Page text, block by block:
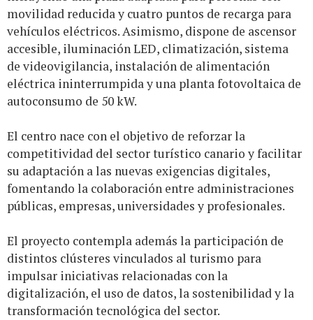
movilidad reducida y cuatro puntos de recarga para
vehículos eléctricos. Asimismo, dispone de ascensor
accesible, iluminación LED, climatización, sistema
de videovigilancia, instalación de alimentación
eléctrica ininterrumpida y una planta fotovoltaica de
autoconsumo de 50 kW.
El centro nace con el objetivo de reforzar la
competitividad del sector turístico canario y facilitar
su adaptación a las nuevas exigencias digitales,
fomentando la colaboración entre administraciones
públicas, empresas, universidades y profesionales.
El proyecto contempla además la participación de
distintos clústeres vinculados al turismo para
impulsar iniciativas relacionadas con la
digitalización, el uso de datos, la sostenibilidad y la
transformación tecnológica del sector.